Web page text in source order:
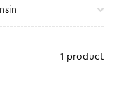
1 product